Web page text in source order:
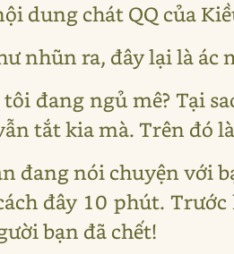
dung chát QQ của
nhũn ra, đây lại là ác
tôi đang ngủ mê? Tại
tắt kia mà. Trên đó
đang nói chuyện với
đây 10 phút.
bạn đã chết!